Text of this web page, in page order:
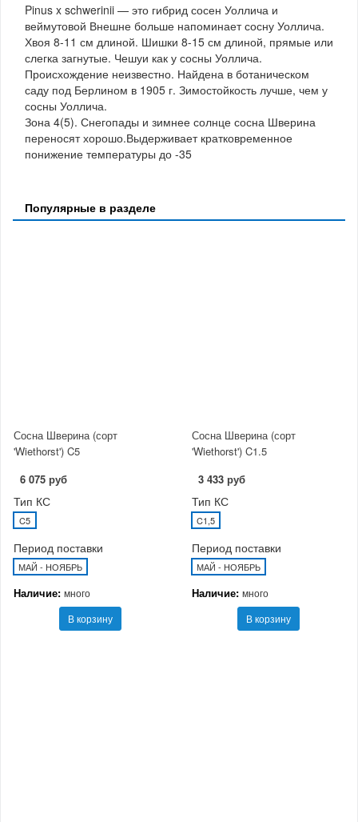
Pinus x schwerinii — это гибрид сосен Уоллича и
веймутовой Внешне больше напоминает сосну Уоллича.
Хвоя 8-11 см длиной. Шишки 8-15 см длиной, прямые или
слегка загнутые. Чешуи как у сосны Уоллича.
Происхождение неизвестно. Найдена в ботаническом
саду под Берлином в 1905 г. Зимостойкость лучше, чем у
сосны Уоллича.
Зона 4(5). Снегопады и зимнее солнце сосна Шверина
переносят хорошо.Выдерживает кратковременное
понижение температуры до -35
Популярные в разделе
Сосна Шверина (сорт
'Wiethorst') C5
6 075 руб
Тип КС
C5
Период поставки
МАЙ - НОЯБРЬ
Наличие: много
В корзину
Сосна Шверина (сорт
'Wiethorst') C1.5
3 433 руб
Тип КС
C1,5
Период поставки
МАЙ - НОЯБРЬ
Наличие: много
В корзину